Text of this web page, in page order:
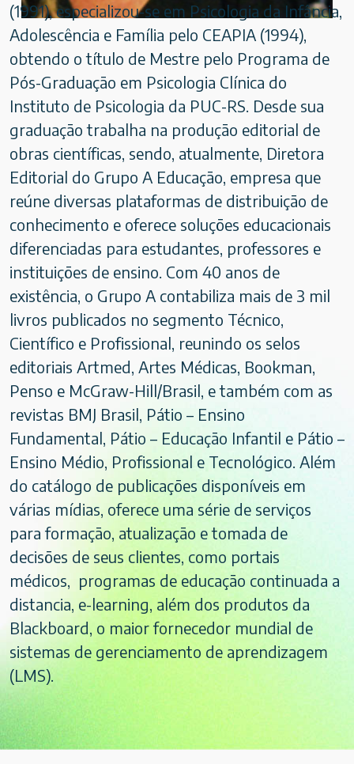
(1991), especializou-se em Psicologia da Infância,
Adolescência e Família pelo CEAPIA (1994),
obtendo o título de Mestre pelo Programa de
Pós-Graduação em Psicologia Clínica do
Instituto de Psicologia da PUC-RS. Desde sua
graduação trabalha na produção editorial de
obras científicas, sendo, atualmente, Diretora
Editorial do Grupo A Educação, empresa que
reúne diversas plataformas de distribuição de
conhecimento e oferece soluções educacionais
diferenciadas para estudantes, professores e
instituições de ensino. Com 40 anos de
existência, o Grupo A contabiliza mais de 3 mil
livros publicados no segmento Técnico,
Científico e Profissional, reunindo os selos
editoriais Artmed, Artes Médicas, Bookman,
Penso e McGraw-Hill/Brasil, e também com as
revistas BMJ Brasil, Pátio – Ensino
Fundamental, Pátio – Educação Infantil e Pátio –
Ensino Médio, Profissional e Tecnológico. Além
do catálogo de publicações disponíveis em
várias mídias, oferece uma série de serviços
para formação, atualização e tomada de
decisões de seus clientes, como portais
médicos, programas de educação continuada a
distancia, e-learning, além dos produtos da
Blackboard, o maior fornecedor mundial de
sistemas de gerenciamento de aprendizagem
(LMS).